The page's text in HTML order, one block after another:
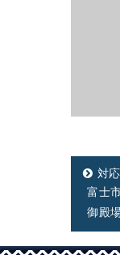
対
富士
御殿